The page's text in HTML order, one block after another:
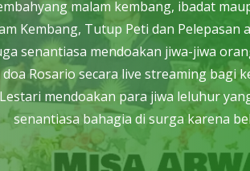
malam kembang, ibadat
Kembang, Tutup Peti dan
senantiasa mendoakan jiwa-jiwa
Rosario secara live streaming
mendoakan para jiwa leluhur
senantiasa bahagia di surga karena